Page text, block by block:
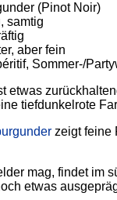
(Pinot Noir)
samtig
aber fein
Sommer-/
etwas
tiefdunkelrote
zeigt feine
mag, findet im
etwas